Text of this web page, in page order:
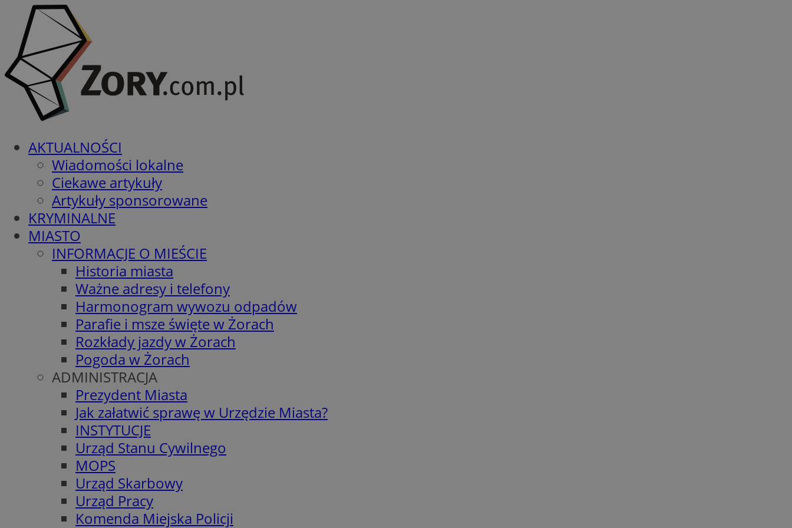
AKTUALNOŚCI
Wiadomości lokalne
Ciekawe artykuły
Artykuły sponsorowane
KRYMINALNE
MIASTO
INFORMACJE O MIEŚCIE
Historia miasta
Ważne adresy i telefony
Harmonogram wywozu odpadów
Parafie i msze święte w Żorach
Rozkłady jazdy w Żorach
Pogoda w Żorach
ADMINISTRACJA
Prezydent Miasta
Jak załatwić sprawę w Urzędzie Miasta?
INSTYTUCJE
Urząd Stanu Cywilnego
MOPS
Urząd Skarbowy
Urząd Pracy
Komenda Miejska Policji